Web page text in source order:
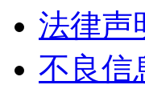
法律声
不良信